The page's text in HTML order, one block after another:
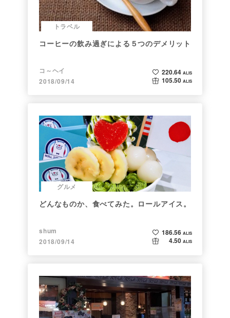
トラベル
コーヒーの飲み過ぎによる５つのデメリット
コ～ヘイ
2018/09/14
220.64 ALIS
105.50 ALIS
グルメ
どんなものか、食べてみた。ロールアイス。
shum
2018/09/14
186.56 ALIS
4.50 ALIS